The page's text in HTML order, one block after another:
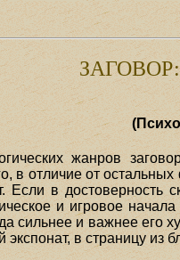
жанров
в отличие от
Если в
и игровое
сильнее и важнее его
в страницу из